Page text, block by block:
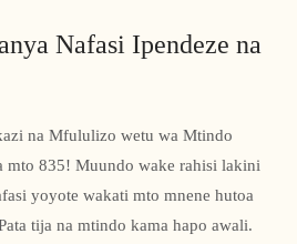
Nafasi Ipendeze na
na Mfululizo wetu wa Mtindo
mto 835! Muundo wake rahisi lakini
yoyote wakati mto mnene hutoa
tija na mtindo kama hapo awali.